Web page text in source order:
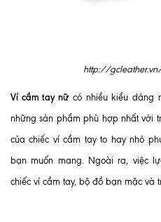
http://
Ví cầm tay nữ có nhiều kiểu dáng
những sản phẩm phù hợp nhất với
của chiếc ví cầm tay to hay nhỏ
bạn muốn mang. Ngoài ra, việc
chiếc ví cầm tay, bộ đồ bạn mặc và